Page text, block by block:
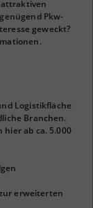
Pkw-
geweckt?
Logistikfläche
Branchen.
ab ca. 5.000
erweiterten